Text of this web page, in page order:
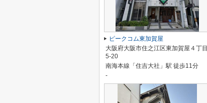
ピークコム東加賀屋
大阪府大阪市住之江区東加賀屋４丁目
5-20
南海本線「住吉大社」駅 徒歩11分
-